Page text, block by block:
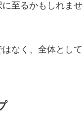
至るかもしれませ
なく、全体として